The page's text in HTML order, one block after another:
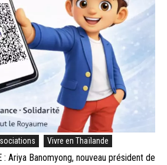
Vivre en Thaïlande
: Ariya Banomyong, nouveau président de